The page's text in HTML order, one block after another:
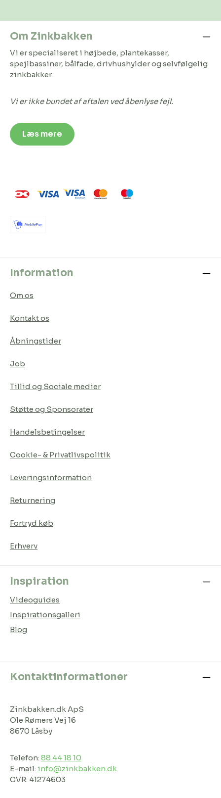
Om Zinkbakken
Vi er specialiseret i højbede, plantekasser,
spejlbassiner, bålfade, drivhushylder og selvfølgelig
zinkbakker.
Vi er ikke bundet af aftalen ved åbenlyse fejl.
Læs mere
Information
Om os
Kontakt os
Åbningstider
Job
Tillid og Sociale medier
Støtte og Sponsorater
Handelsbetingelser
Cookie- & Privatlivspolitik
Leveringsinformation
Returnering
Fortryd køb
Erhverv
Inspiration
Videoguides
Inspirationsgalleri
Blog
Kontaktinformationer
Zinkbakken.dk ApS
Ole Rømers Vej 16
8670 Låsby
Telefon: 88 44 18 10
E-mail: info@zinkbakken.dk
CVR: 41274603